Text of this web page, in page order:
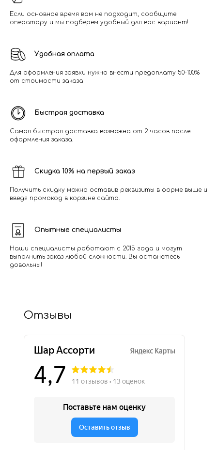
Если основное время вам не подходит, сообщите
оператору и мы подберем удобный для вас вариант!
Удобная оплата
Для оформления заявки нужно внести предоплату 50-100%
от стоимости заказа
Быстрая доставка
Самая быстрая доставка возможна от 2 часов после
оформления заказа.
Скидка 10% на первый заказ
Получить скидку можно оставив реквизиты в форме выше и
введя промокод в корзине сайта.
Опытные специалисты
Наши специалисты работают с 2015 года и могут
выполнить заказ любой сложности. Вы останетесь
довольны!
Отзывы